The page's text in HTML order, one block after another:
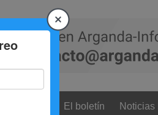
El boletín Noticias